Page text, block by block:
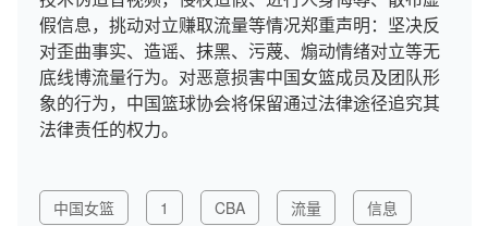
假信息，挑动对立赚取流量等情况郑重声明：坚决反
对歪曲事实、造谣、抹黑、污蔑、煽动情绪对立等无
底线博流量行为。对恶意损害中国女篮成员及团队形
象的行为，中国篮球协会将保留通过法律途径追究其
法律责任的权力。
中国女篮 1 CBA 流量
信息